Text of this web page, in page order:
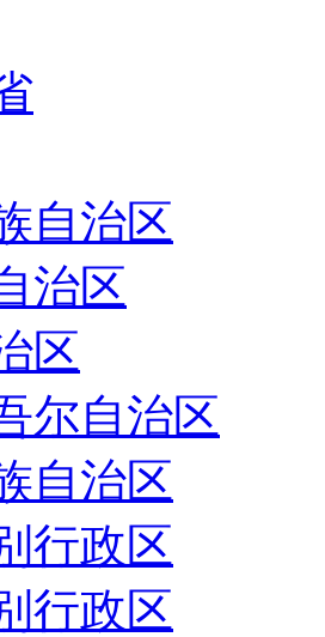
自治区
治区
区
尔自治区
自治区
行政区
行政区